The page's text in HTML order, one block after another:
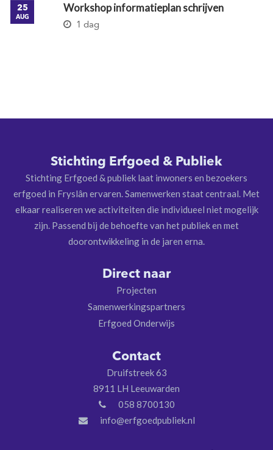
25
AUG
Workshop informatieplan schrijven
1 dag
Stichting Erfgoed & Publiek
Stichting Erfgoed & publiek laat inwoners en bezoekers
erfgoed in Fryslân ervaren. Samenwerken staat centraal. Met
elkaar realiseren we activiteiten die individueel niet mogelijk
zijn. Passend bij de behoefte van het publiek en met
doorontwikkeling in de jaren erna.
Direct naar
Projecten
Samenwerkingspartners
Erfgoed Onderwijs
Contact
Druifstreek 63
8911 LH Leeuwarden
058 8700130
info@erfgoedpubliek.nl